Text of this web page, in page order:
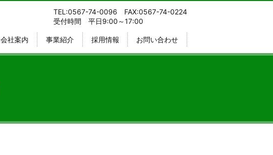
TEL:0567-74-0096 FAX:0567-74-0224
受付時間 平日9:00～17:00
会社案内 事業紹介 採用情報 お問い合わせ